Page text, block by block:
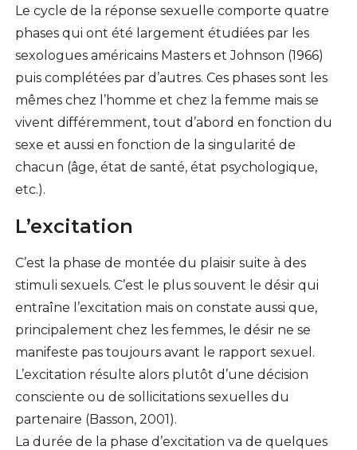
Le cycle de la réponse sexuelle comporte quatre
phases qui ont été largement étudiées par les
sexologues américains Masters et Johnson (1966)
puis complétées par d’autres. Ces phases sont les
mêmes chez l’homme et chez la femme mais se
vivent différemment, tout d’abord en fonction du
sexe et aussi en fonction de la singularité de
chacun (âge, état de santé, état psychologique,
etc.).
L’excitation
C’est la phase de montée du plaisir suite à des
stimuli sexuels. C’est le plus souvent le désir qui
entraîne l’excitation mais on constate aussi que,
principalement chez les femmes, le désir ne se
manifeste pas toujours avant le rapport sexuel.
L’excitation résulte alors plutôt d’une décision
consciente ou de sollicitations sexuelles du
partenaire (Basson, 2001).
La durée de la phase d’excitation va de quelques